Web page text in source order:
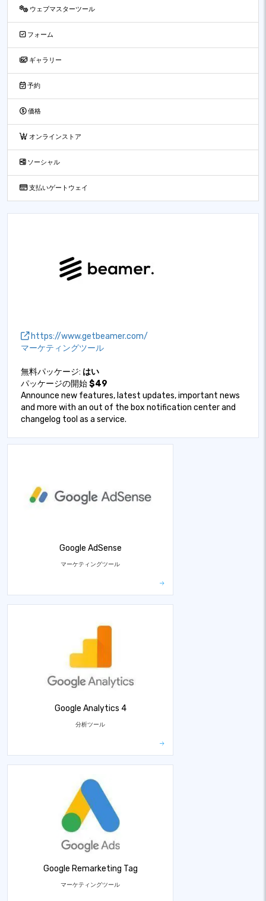
ウェブマスターツール
フォーム
ギャラリー
予約
価格
オンラインストア
ソーシャル
支払いゲートウェイ
https://www.getbeamer.com/
マーケティングツール
無料パッケージ: はい
パッケージの開始$49
Announce new features, latest updates, important news
and more with an out of the box notification center and
changelog tool as a service.
Google AdSense
マーケティングツール
Google Analytics 4
分析ツール
Google Remarketing Tag
マーケティングツール